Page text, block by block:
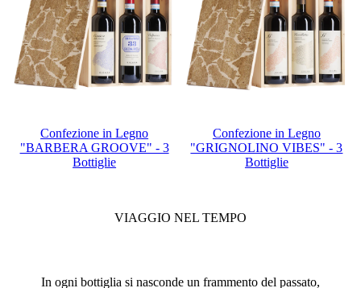
Confezione in Legno
"BARBERA GROOVE" - 3
Bottiglie
Confezione in Legno
"GRIGNOLINO VIBES" - 3
Bottiglie
VIAGGIO NEL TEMPO
In ogni bottiglia si nasconde un frammento del passato,